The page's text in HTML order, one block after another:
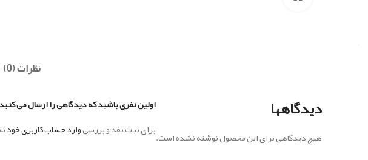
نظرات (0)
دیدگاهها
هیچ دیدگاهی برای این محصول نوشته نشده است.
اولین نفری باشید که دیدگاهی را ارسال می
برای ثبت نقد و بررسیوارد حساب کاربری خود